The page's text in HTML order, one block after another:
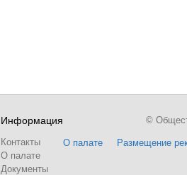
Информация
Контакты
О палате
Документы
О палате Размещение
©